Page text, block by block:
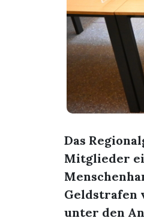
Das
Mitglieder
Geldstrafen
unter den